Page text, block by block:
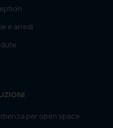
e arredi
per open space